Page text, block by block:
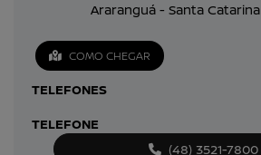
Araranguá - Santa Catarina
COMO CHEGAR
TELEFONES
TELEFONE
(48) 3521-7800